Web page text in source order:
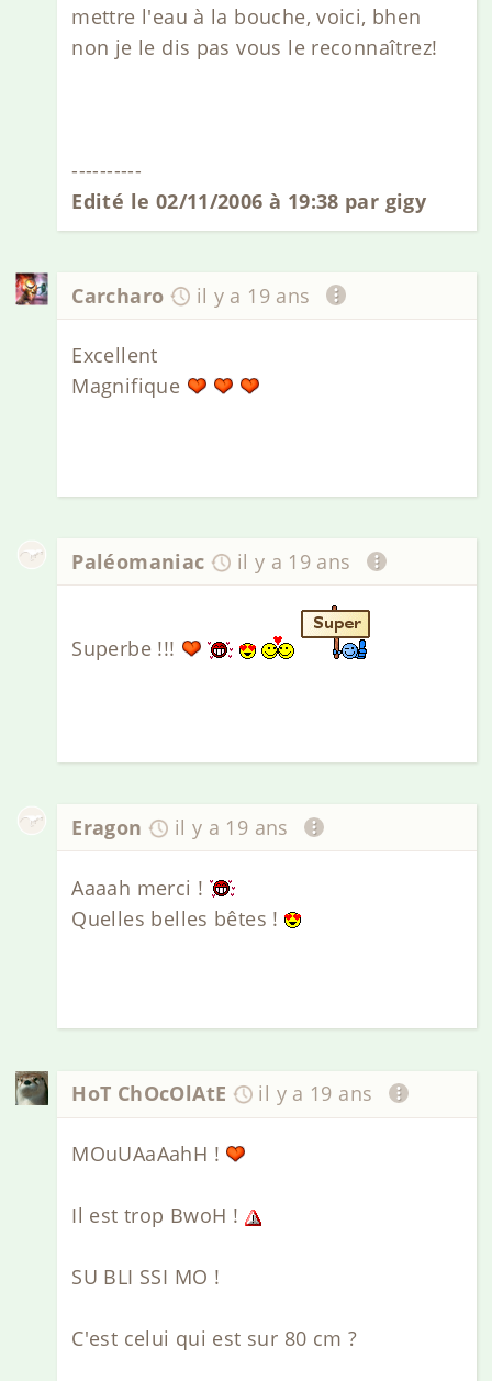
mettre l'eau à la bouche, voici, bhen
non je le dis pas vous le reconnaîtrez!
----------
Edité le 02/11/2006 à 19:38 par gigy
Carcharo il y a 19 ans
Excellent
Magnifique
Paléomaniac il y a 19 ans
Superbe !!!
Eragon il y a 19 ans
Aaaah merci !
Quelles belles bêtes !
HoT ChOcOlAtE il y a 19 ans
MOuUAaAahH !
Il est trop BwoH !
SU BLI SSI MO !
C'est celui qui est sur 80 cm ?